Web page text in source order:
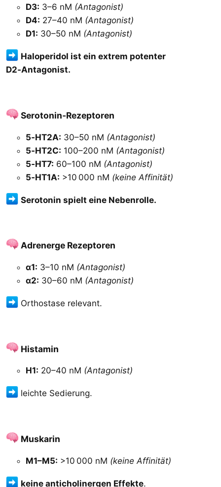
D3: 3–6 nM (Antagonist)
D4: 27–40 nM (Antagonist)
D1: 30–50 nM (Antagonist)
Haloperidol ist ein extrem potenter
D2‑Antagonist.
Serotonin‑Rezeptoren​
5‑HT2A: 30–50 nM (Antagonist)
5‑HT2C: 100–200 nM (Antagonist)
5‑HT7: 60–100 nM (Antagonist)
5‑HT1A: >10 000 nM (keine Affinität)
Serotonin spielt eine Nebenrolle.
Adrenerge Rezeptoren​
α1: 3–10 nM (Antagonist)
α2: 30–60 nM (Antagonist)
Orthostase relevant.
Histamin​
H1: 20–40 nM (Antagonist)
leichte Sedierung.
Muskarin​
M1–M5: >10 000 nM (keine Affinität)
keine anticholinergen Effekte.